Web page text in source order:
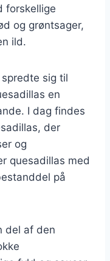
forskellige
og grøntsager,
ild.
sig til
en
I dag findes
der
og
quesadillas med
på
del af den